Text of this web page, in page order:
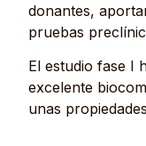
donantes,
pruebas
El estudio fase I
excelente
unas